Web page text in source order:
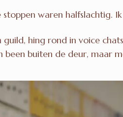
waren halfslachtig.
hing rond in voice
been buiten de deur, maar